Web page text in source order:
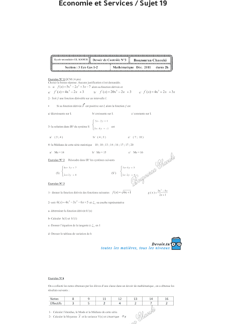
Economie et Services / Sujet 19